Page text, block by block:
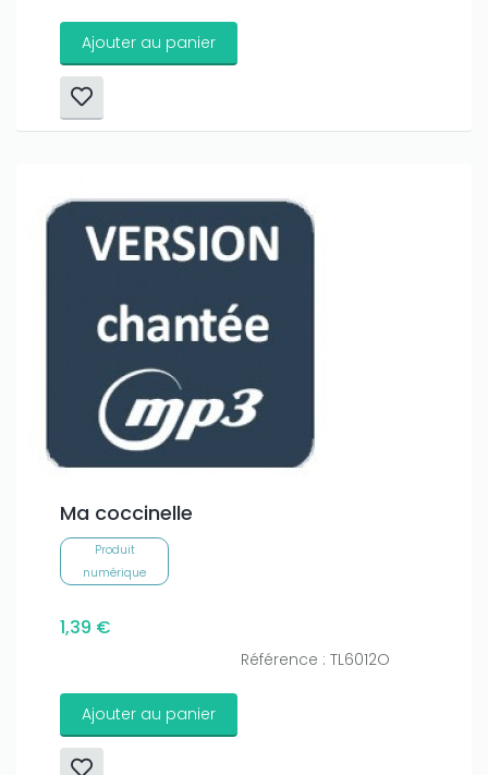
Ajouter au panier
Ma coccinelle
Produit
numérique
1,39 €
Référence : TL6012O
Ajouter au panier